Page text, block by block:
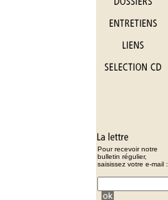
Pour recevoir notre
bulletin régulier,
saisissez votre e-mail :